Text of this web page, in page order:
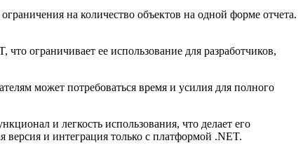
на количество объектов на одной форме отчета.
ограничивает ее использование для разработчиков,
может потребоваться время и усилия для полного
и легкость использования, что делает его
версия и интеграция только с платформой .NET.